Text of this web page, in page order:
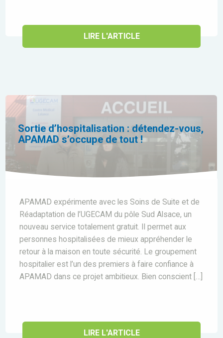
LIRE L'ARTICLE
Sortie d’hospitalisation : détendez-vous,
APAMAD s’occupe de tout !
APAMAD expérimente avec les Soins de Suite et de
Réadaptation de l’UGECAM du pôle Sud Alsace, un
nouveau service totalement gratuit. Il permet aux
personnes hospitalisées de mieux appréhender le
retour à la maison en toute sécurité. Le groupement
hospitalier est l’un des premiers à faire confiance à
APAMAD dans ce projet ambitieux. Bien conscient […]
LIRE L'ARTICLE